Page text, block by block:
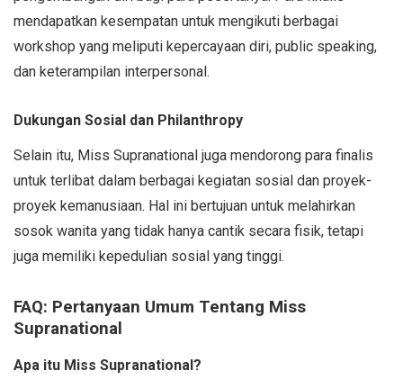
mendapatkan kesempatan untuk mengikuti berbagai
workshop yang meliputi kepercayaan diri, public speaking,
dan keterampilan interpersonal.
Dukungan Sosial dan Philanthropy
Selain itu, Miss Supranational juga mendorong para finalis
untuk terlibat dalam berbagai kegiatan sosial dan proyek-
proyek kemanusiaan. Hal ini bertujuan untuk melahirkan
sosok wanita yang tidak hanya cantik secara fisik, tetapi
juga memiliki kepedulian sosial yang tinggi.
FAQ: Pertanyaan Umum Tentang Miss
Supranational
Apa itu Miss Supranational?